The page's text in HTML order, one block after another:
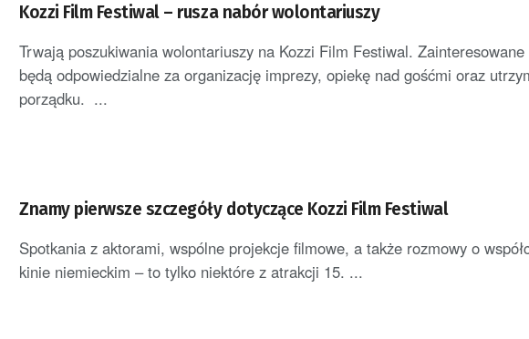
Kozzi Film Festiwal – rusza nabór wolontariuszy
Trwają poszukiwania wolontariuszy na Kozzi Film Festiwal. Zainteresowane
będą odpowiedzialne za organizację imprezy, opiekę nad gośćmi oraz
porządku. ...
Znamy pierwsze szczegóły dotyczące Kozzi Film Festiwal
Spotkania z aktorami, wspólne projekcje filmowe, a także rozmowy o
kinie niemieckim – to tylko niektóre z atrakcji 15. ...